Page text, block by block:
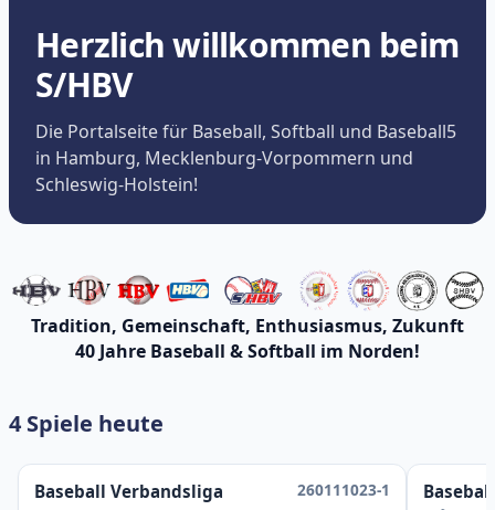
Herzlich willkommen beim
S/HBV
Die Portalseite für Baseball, Softball und Baseball5
in Hamburg, Mecklenburg-Vorpommern und
Schleswig-Holstein!
Tradition, Gemeinschaft, Enthusiasmus, Zukunft
40 Jahre Baseball & Softball im Norden!
4 Spiele heute
Baseball Verbandsliga
260111023-1